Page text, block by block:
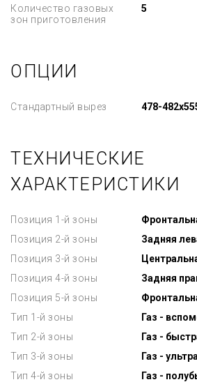
Количество газовых
зон приготовления
5
ОПЦИИ
Стандартный вырез 478-
ТЕХНИЧЕСКИЕ
ХАРАКТЕРИСТИКИ
Позиция 1-й зоны
Позиция 2-й зоны
Задняя
Позиция 3-й зоны
Позиция 4-й зоны
Задняя
Позиция 5-й зоны
Тип 1-й зоны
Газ -
Тип 2-й зоны
Газ -
Тип 3-й зоны
Газ -
Тип 4-й зоны
Газ -